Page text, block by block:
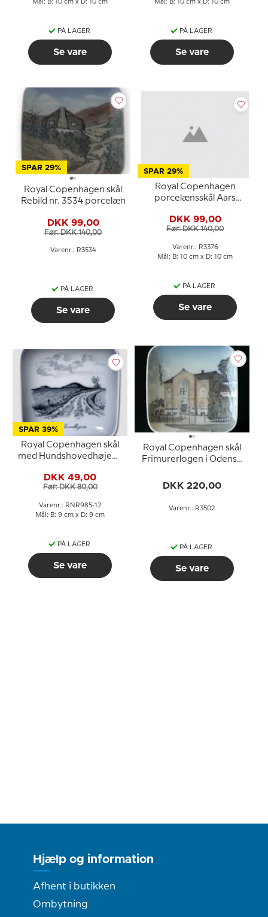
Mål: B: 10 cm x D: 10 cm
PÅ LAGER
Se vare
Mål: B: 10 cm x D: 10 cm
PÅ LAGER
Se vare
SPAR 29%
Royal Copenhagen skål
Rebild nr. 3534 porcelæn
DKK 99,00
Før: DKK 140,00
Varenr.: R3534
PÅ LAGER
Se vare
SPAR 29%
Royal Copenhagen
porcelænsskål Aars
DKK 99,00
Før: DKK 140,00
Varenr.: R3376
Mål: B: 10 cm x D: 10 cm
PÅ LAGER
Se vare
SPAR 39%
Royal Copenhagen skål
med Hundshovedhøjene
DKK 49,00
Før: DKK 80,00
Varenr.: RNR985-12
Mål: B: 9 cm x D: 9 cm
PÅ LAGER
Se vare
Royal Copenhagen skål
Frimurerlogen i Odense
DKK 220,00
Varenr.: R3502
PÅ LAGER
Se vare
Hjælp og information
Afhent i butikken
Ombytning